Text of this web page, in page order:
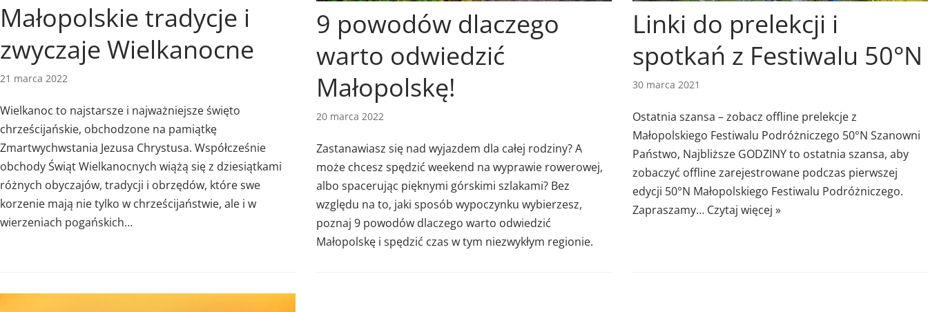
Małopolskie tradycje i
zwyczaje Wielkanocne
21 marca 2022
Wielkanoc to najstarsze i najważniejsze święto
chrześcijańskie, obchodzone na pamiątkę
Zmartwychwstania Jezusa Chrystusa. Współcześnie
obchody Świąt Wielkanocnych wiążą się z dziesiątkami
różnych obyczajów, tradycji i obrzędów, które swe
korzenie mają nie tylko w chrześcijaństwie, ale i w
wierzeniach pogańskich…
9 powodów dlaczego
warto odwiedzić
Małopolskę!
20 marca 2022
Zastanawiasz się nad wyjazdem dla całej rodziny? A
może chcesz spędzić weekend na wyprawie rowerowej,
albo spacerując pięknymi górskimi szlakami? Bez
względu na to, jaki sposób wypoczynku wybierzesz,
poznaj 9 powodów dlaczego warto odwiedzić
Małopolskę i spędzić czas w tym niezwykłym regionie.
Linki do prelekcji i
spotkań z Festiwalu 50°N
30 marca 2021
Ostatnia szansa – zobacz offline prelekcje z
Małopolskiego Festiwalu Podróżniczego 50°N Szanowni
Państwo, Najbliższe GODZINY to ostatnia szansa, aby
zobaczyć offline zarejestrowane podczas pierwszej
edycji 50°N Małopolskiego Festiwalu Podróżniczego.
Zapraszamy… Czytaj więcej »